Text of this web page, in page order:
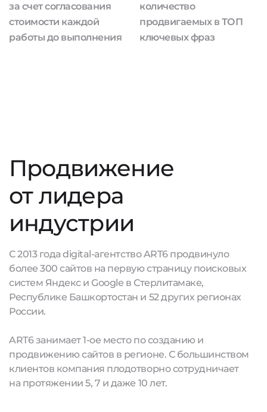
за счет согласования
стоимости каждой
работы до выполнения
количество
продвигаемых в ТОП
ключевых фраз
Продвижение
от лидера
индустрии
С 2013 года digital-агентство ART6 продвинуло
более 300 сайтов на первую страницу поисковых
систем Яндекс и Google в Стерлитамаке,
Республике Башкортостан и 52 других регионах
России.
ART6 занимает 1-ое место по созданию и
продвижению сайтов в регионе. С большинством
клиентов компания плодотворно сотрудничает
на протяжении 5, 7 и даже 10 лет.